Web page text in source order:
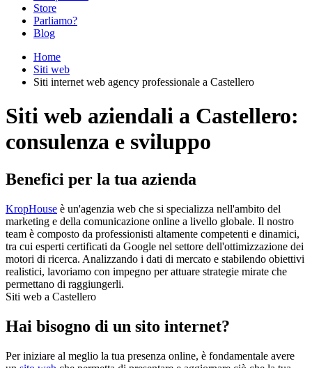
Store
Parliamo?
Blog
Home
Siti web
Siti internet web agency professionale a Castellero
Siti web aziendali a Castellero:
consulenza e sviluppo
Benefici per la tua azienda
KropHouse è un'agenzia web che si specializza nell'ambito del
marketing e della comunicazione online a livello globale. Il nostro
team è composto da professionisti altamente competenti e dinamici,
tra cui esperti certificati da Google nel settore dell'ottimizzazione dei
motori di ricerca. Analizzando i dati di mercato e stabilendo obiettivi
realistici, lavoriamo con impegno per attuare strategie mirate che
permettano di raggiungerli.
Siti web a Castellero
Hai bisogno di un sito internet?
Per iniziare al meglio la tua presenza online, è fondamentale avere